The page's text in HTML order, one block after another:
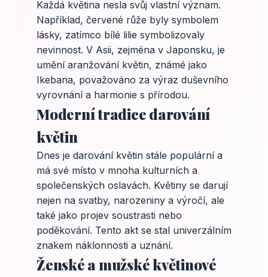
Každá květina nesla svůj vlastní význam.
Například, červené růže byly symbolem
lásky, zatímco bílé lilie symbolizovaly
nevinnost. V Asii, zejména v Japonsku, je
umění aranžování květin, známé jako
Ikebana, považováno za výraz duševního
vyrovnání a harmonie s přírodou.
Moderní tradice darování
květin
Dnes je darování květin stále populární a
má své místo v mnoha kulturních a
společenských oslavách. Květiny se darují
nejen na svatby, narozeniny a výročí, ale
také jako projev soustrasti nebo
poděkování. Tento akt se stal univerzálním
znakem náklonnosti a uznání.
Ženské a mužské květinové